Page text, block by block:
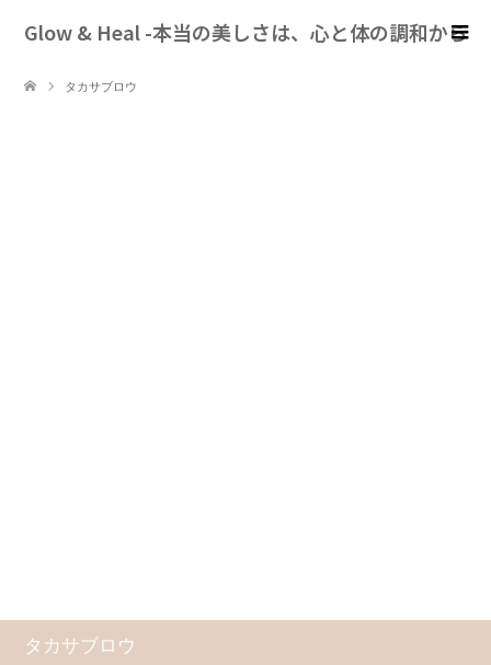
Glow & Heal -本当の美しさは、心と体の調和から
タカサブロウ
タカサブロウ